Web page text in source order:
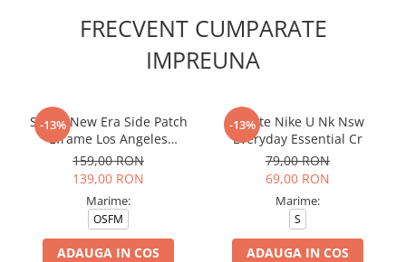
FRECVENT CUMPARATE
IMPREUNA
-13%
Sapca New Era Side Patch
Eframe Los Angeles
Dodgers Brs
159,00 RON
139,00 RON
Marime:
OSFM
ADAUGA IN COS
-13%
Sosete Nike U Nk Nsw
Everyday Essential Cr
79,00 RON
69,00 RON
Marime:
S
ADAUGA IN COS